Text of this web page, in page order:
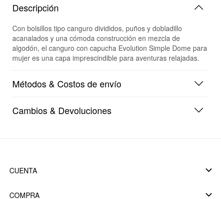
Descripción
Con bolsillos tipo canguro divididos, puños y dobladillo
acanalados y una cómoda construcción en mezcla de
algodón, el canguro con capucha Evolution Simple Dome para
mujer es una capa imprescindible para aventuras relajadas.
Métodos & Costos de envío
Cambios & Devoluciones
CUENTA
COMPRA